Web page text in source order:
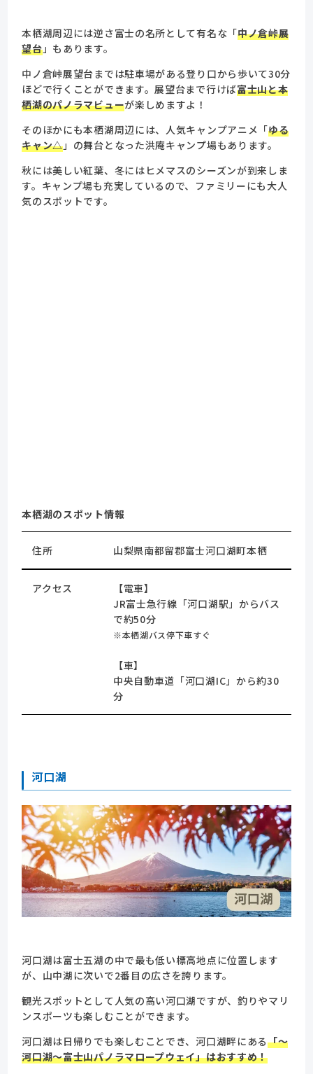
本栖湖周辺には逆さ富士の名所として有名な「中ノ倉峠展
望台」もあります。
中ノ倉峠展望台までは駐車場がある登り口から歩いて30分
ほどで行くことができます。展望台まで行けば富士山と本
栖湖のパノラマビューが楽しめますよ！
そのほかにも本栖湖周辺には、人気キャンプアニメ「ゆる
キャン△」の舞台となった洪庵キャンプ場もあります。
秋には美しい紅葉、冬にはヒメマスのシーズンが到来しま
す。キャンプ場も充実しているので、ファミリーにも大人
気のスポットです。
本栖湖のスポット情報
住所 山梨県南都留郡富士河口湖町本栖
アクセス
【電車】
JR富士急行線「河口湖駅」からバス
で約50分
※本栖湖バス停下車すぐ
【車】
中央自動車道「河口湖IC」から約30
分
河口湖
河口湖は富士五湖の中で最も低い標高地点に位置します
が、山中湖に次いで2番目の広さを誇ります。
観光スポットとして人気の高い河口湖ですが、釣りやマリ
ンスポーツも楽しむことができます。
河口湖は日帰りでも楽しむことでき、河口湖畔にある「～
河口湖～富士山パノラマロープウェイ」はおすすめ！